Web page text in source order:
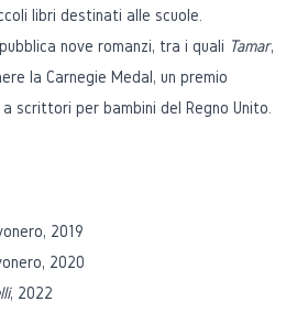
libri destinati alle scuole.
nove romanzi, tra i quali Tamar,
la Carnegie Medal, un premio
scrittori per bambini del Regno Unito.
2019
2020
, 2022